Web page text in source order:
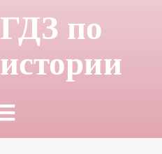
ГДЗ по
истории